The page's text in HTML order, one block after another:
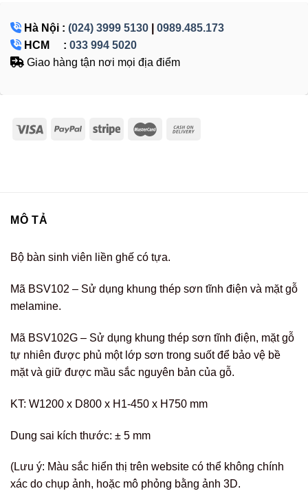
Hà Nội : (024) 3999 5130
0989.485.173
HCM : 033 994 5020
Giao hàng tận nơi mọi địa điểm
MÔ TẢ
Bộ bàn sinh viên liền ghế có tựa.
Mã BSV102 – Sử dụng khung thép sơn tĩnh điện và mặt gỗ
melamine.
Mã BSV102G – Sử dụng khung thép sơn tĩnh điện, mặt gỗ
tự nhiên được phủ một lớp sơn trong suốt để bảo vệ bề
mặt và giữ được mầu sắc nguyên bản của gỗ.
KT: W1200 x D800 x H1-450 x H750 mm
Dung sai kích thước: ± 5 mm
(Lưu ý: Màu sắc hiển thị trên website có thể không chính
xác do chụp ảnh, hoặc mô phỏng bằng ảnh 3D.